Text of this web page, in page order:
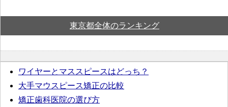
東京都全体のランキング
ワイヤーとマススピースはどっち？
大手マウスピース矯正の比較
矯正歯科医院の選び方